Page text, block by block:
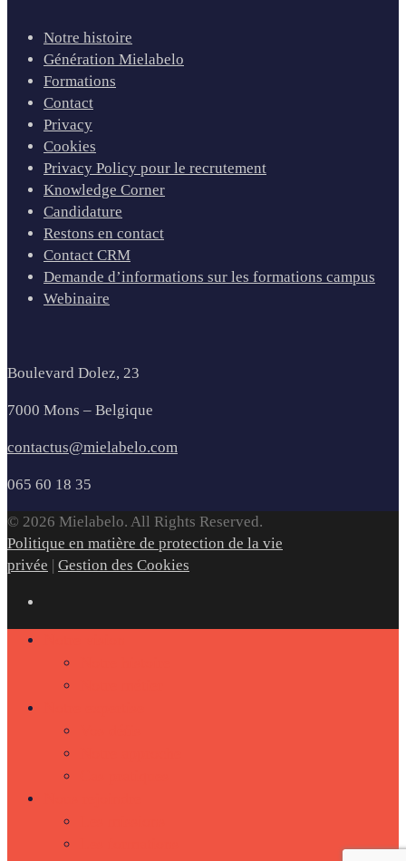
Notre histoire
Génération Mielabelo
Formations
Contact
Privacy
Cookies
Privacy Policy pour le recrutement
Knowledge Corner
Candidature
Restons en contact
Contact CRM
Demande d’informations sur les formations campus
Webinaire
Boulevard Dolez, 23
7000 Mons – Belgique
contactus@mielabelo.com
065 60 18 35
© 2026 Mielabelo. All Rights Reserved.
Politique en matière de protection de la vie
privée
Gestion des Cookies